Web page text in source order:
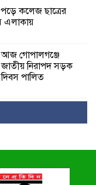
পড়ে কলেজ ছাত্রের
এলাকায়
আজ গোপালগঞ্জে
জাতীয় নিরাপদ সড়ক
দিবস পালিত